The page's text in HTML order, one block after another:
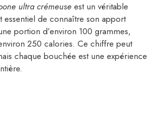
ultra crémeuse est un véritable
essentiel de connaître son apport
portion d’environ 100 grammes,
250 calories. Ce chiffre peut
chaque bouchée est une expérience